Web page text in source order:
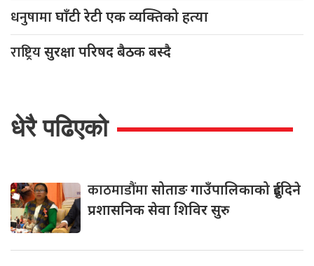
धनुषामाघाँटी रेटी एक व्यक्तिको हत्या
राष्ट्रियसुरक्षा परिषद बैठक बस्दै
धेरै पढिएको
काठमाडौंमासोताङ गाउँपालिकाको दुईदिने
प्रशासनिक सेवा शिविर सुरु